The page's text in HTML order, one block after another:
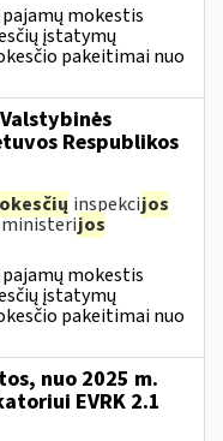
mokestis
įstatymų
pakeitimai nuo
Respublikos
inspekcijos
ministerijos
mokestis
įstatymų
pakeitimai nuo
nuo 2025 m.
EVRK 2.1